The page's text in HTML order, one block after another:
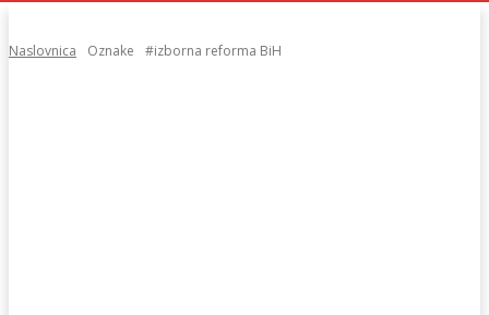
Naslovnica Oznake #izborna reforma BiH